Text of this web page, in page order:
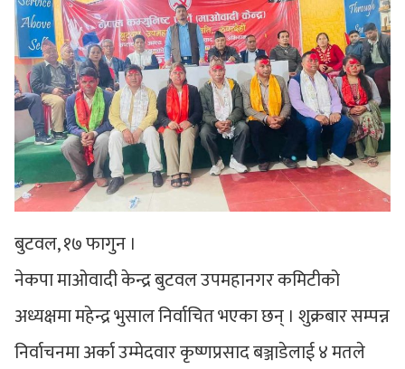
बुटवल, १७ फागुन ।
नेकपा माओवादी केन्द्र बुटवल उपमहानगर कमिटीको
अध्यक्षमा महेन्द्र भुसाल निर्वाचित भएका छन् । शुक्रबार सम्पन्न
निर्वाचनमा अर्का उम्मेदवार कृष्णप्रसाद बञ्जाडेलाई ४ मतले